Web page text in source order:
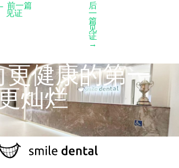
前一篇
见证
后
一
篇
见
证
→
更健康的第一
灿烂